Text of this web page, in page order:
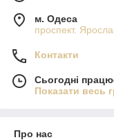
м. Одеса
проспект.
Контакти
Сьогодні
Показати весь
Про нас